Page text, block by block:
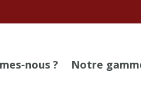
nous ? Notre